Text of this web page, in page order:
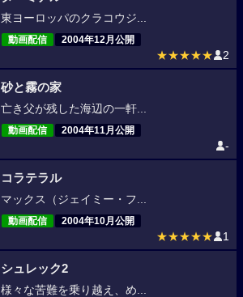
東ヨーロッパのクラコウジ...
動画配信 2004年12月公開
★★★★★ 2
砂と霧の家
亡き父が残した海辺の一軒...
動画配信 2004年11月公開
-
コラテラル
マックス（ジェイミー・フ...
動画配信 2004年10月公開
★★★★★ 1
シュレック2
様々な苦難を乗り越え、め...